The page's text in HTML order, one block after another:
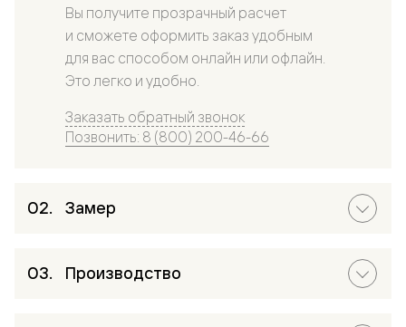
Вы получите прозрачный расчет
и сможете оформить заказ удобным
для вас способом онлайн или офлайн.
Это легко и удобно.
Заказать обратный звонок
Позвонить: 8 (800) 200-46-66
Замер
Производство